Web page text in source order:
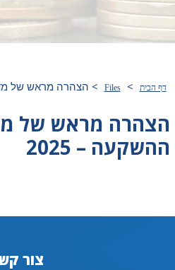
דף הבית >
Files
> הצהרה מראש של
הצהרה מראש של
ההשקעה – 2025
צור